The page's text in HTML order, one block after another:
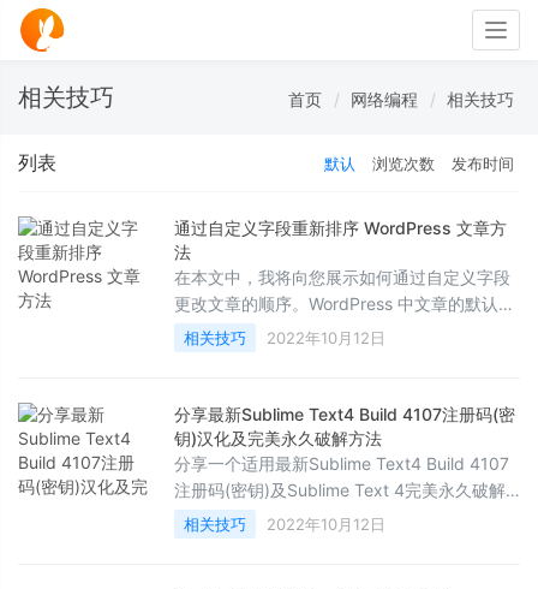
相关技巧 首页 网络编程 相关技巧
列表 默认 浏览次数 发布时间
通过自定义字段重新排序 WordPress 文章方
法
在本文中，我将向您展示如何通过自定义字段
更改文章的顺序。WordPress 中文章的默认顺
序基于发布日期，并按时间倒序显示。这意味
着它将在顶部显示最新的文章。
相关技巧 2022年10月12日
分享最新Sublime Text4 Build 4107注册码(密
钥)汉化及完美永久破解方法
分享一个适用最新Sublime Text4 Build 4107
注册码(密钥)及Sublime Text 4完美永久破解
方法,需要的朋友可以参考下
相关技巧 2022年10月12日